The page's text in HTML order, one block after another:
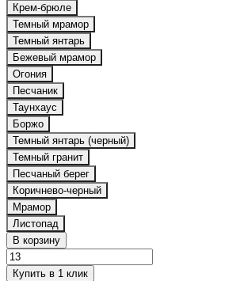
Крем-брюле
Темный мрамор
Темный янтарь
Бежевый мрамор
Огония
Песчаник
Таунхаус
Боржо
Темный янтарь (черный)
Темный гранит
Песчаный берег
Коричнево-черный
Мрамор
Листопад
В корзину
Купить в 1 клик